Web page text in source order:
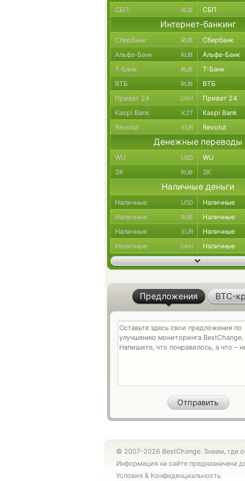
СБП RUB СБП
Интернет-банкинг
Сбербанк RUB Сбербанк
Альфа-Банк RUB Альфа-Банк
Т-Банк RUB Т-Банк
ВТБ RUB ВТБ
Приват 24 UAH Приват 24
Kaspi Bank KZT Kaspi Bank
Revolut EUR Revolut
Денежные переводы
WU USD WU
ЗК RUB ЗК
Наличные деньги
Наличные USD Наличные
Наличные RUB Наличные
Наличные EUR Наличные
Наличные UAH Наличные
Предложения BTC-
© 2007-2026 BestChange. Знаем, где
Информация на сайте предназначена
Условия & Конфиденциальность